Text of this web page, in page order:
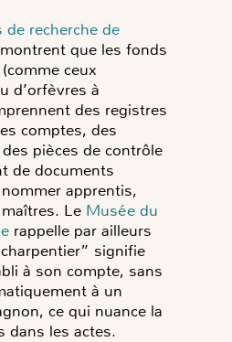
recherche de
montrent que les fonds
ceux
d’orfèvres à
des registres
comptes, des
pièces de contrôle
de documents
apprentis,
Le Musée du
rappelle par ailleurs
signifie
à son compte, sans
à un
ce qui nuance la
dans les actes.